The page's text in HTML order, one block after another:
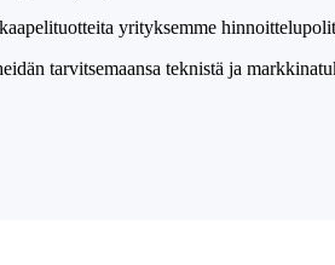
yrityksemme
tarvitsemaansa teknistä ja